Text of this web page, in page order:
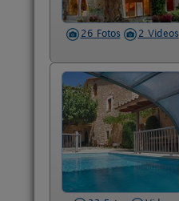
26 Fotos 2 Videos